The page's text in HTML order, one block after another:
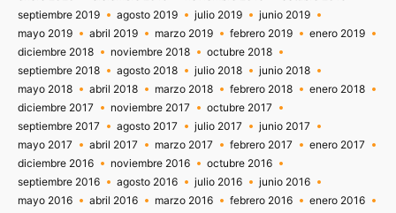
septiembre 2019
agosto 2019 julio 2019
junio 2019
mayo 2019
abril 2019 marzo 2019 febrero 2019
enero 2019
diciembre 2018
noviembre 2018
octubre 2018
septiembre 2018
agosto 2018 julio 2018
junio 2018
mayo 2018
abril 2018 marzo 2018 febrero 2018
enero 2018
diciembre 2017
noviembre 2017
octubre 2017
septiembre 2017
agosto 2017 julio 2017
junio 2017
mayo 2017
abril 2017 marzo 2017 febrero 2017
enero 2017
diciembre 2016
noviembre 2016
octubre 2016
septiembre 2016
agosto 2016 julio 2016
junio 2016
mayo 2016
abril 2016 marzo 2016 febrero 2016
enero 2016